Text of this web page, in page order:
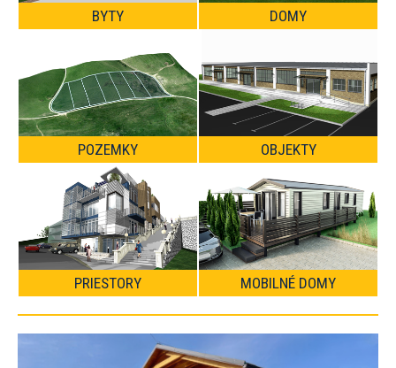
BYTY DOMY
POZEMKY OBJEKTY
PRIESTORY MOBILNÉ DOMY